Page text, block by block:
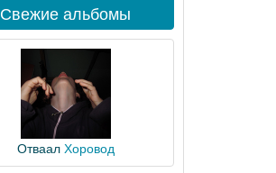
Свежие альбомы
Отваал Хоровод